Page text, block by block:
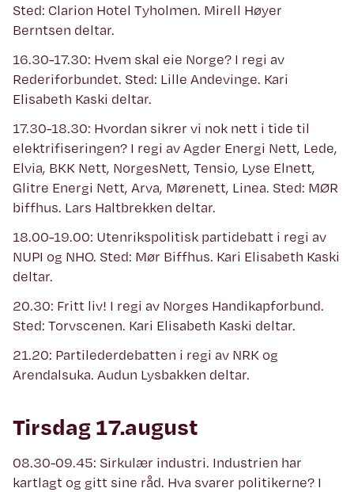
Sted: Clarion Hotel Tyholmen. Mirell Høyer
Berntsen deltar.
16.30-17.30: Hvem skal eie Norge? I regi av
Rederiforbundet. Sted: Lille Andevinge. Kari
Elisabeth Kaski deltar.
17.30-18.30: Hvordan sikrer vi nok nett i tide til
elektrifiseringen? I regi av Agder Energi Nett, Lede,
Elvia, BKK Nett, NorgesNett, Tensio, Lyse Elnett,
Glitre Energi Nett, Arva, Mørenett, Linea. Sted: MØR
biffhus. Lars Haltbrekken deltar.
18.00-19.00: Utenrikspolitisk partidebatt i regi av
NUPI og NHO. Sted: Mør Biffhus. Kari Elisabeth Kaski
deltar.
20.30: Fritt liv! I regi av Norges Handikapforbund.
Sted: Torvscenen. Kari Elisabeth Kaski deltar.
21.20: Partilederdebatten i regi av NRK og
Arendalsuka. Audun Lysbakken deltar.
Tirsdag 17.august
08.30-09.45: Sirkulær industri. Industrien har
kartlagt og gitt sine råd. Hva svarer politikerne? I